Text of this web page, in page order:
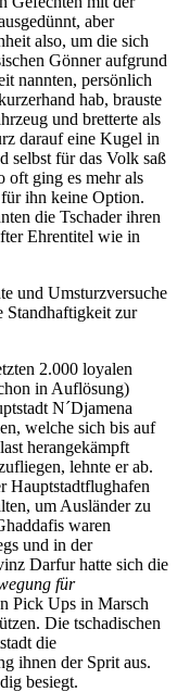
aber
also, um die sich
Gönner aufgrund
nannten, persönlich
hab, brauste
und bretterte als
darauf eine Kugel in
selbst für das Volk saß
oft ging es mehr als
ihn keine Option.
die Tschader ihren
Ehrentitel wie in
und Umsturzversuche
Standhaftigkeit zur
2.000 loyalen
in Auflösung)
N´Djamena
welche sich bis auf
herangekämpft
lehnte er ab.
Hauptstadtflughafen
um Ausländer zu
waren
und in der
Darfur hatte sich die
für
Pick Ups in Marsch
Die tschadischen
die
ihnen der Sprit aus.
besiegt.